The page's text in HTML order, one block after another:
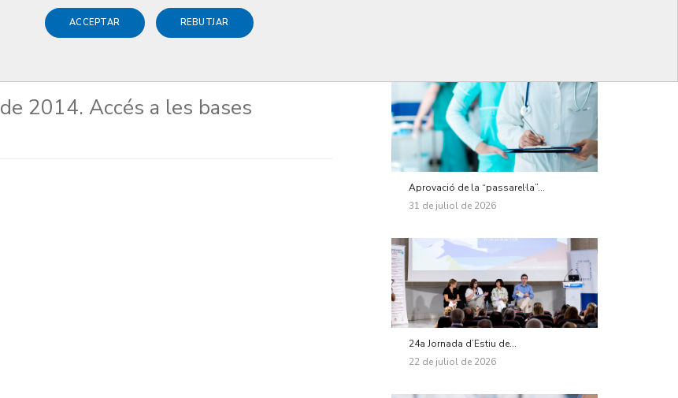
ACCEPTAR REBUTJAR
2014. Accés a les bases
Aprovació de la “passarel·la”...
31 de juliol de 2026
24a Jornada d’Estiu de...
22 de juliol de 2026